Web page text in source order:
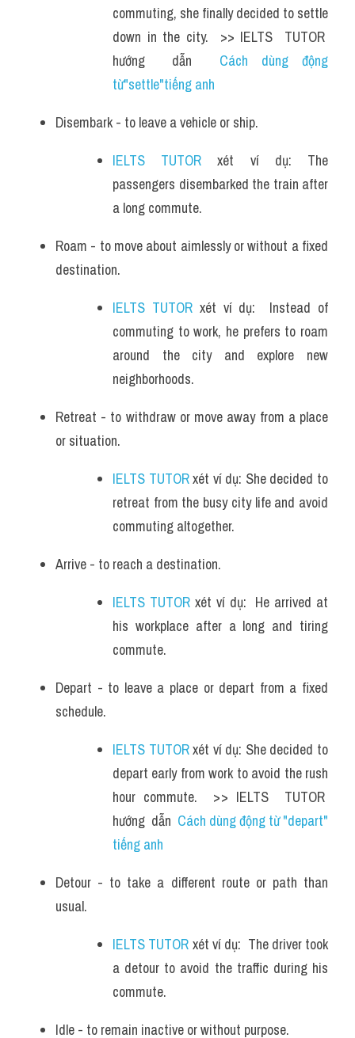
commuting, she finally decided to settle
down in the city.  >> IELTS  TUTOR
hướng  dẫn Cách dùng động
từ"settle"tiếng anh
Disembark - to leave a vehicle or ship.
IELTS TUTOR xét ví dụ: The
passengers disembarked the train after
a long commute.
Roam - to move about aimlessly or without a fixed
destination.
IELTS TUTOR xét ví dụ:  Instead of
commuting to work, he prefers to roam
around the city and explore new
neighborhoods.
Retreat - to withdraw or move away from a place
or situation.
IELTS TUTOR xét ví dụ: She decided to
retreat from the busy city life and avoid
commuting altogether.
Arrive - to reach a destination.
IELTS TUTOR xét ví dụ:  He arrived at
his workplace after a long and tiring
commute.
Depart - to leave a place or depart from a fixed
schedule.
IELTS TUTOR xét ví dụ: She decided to
depart early from work to avoid the rush
hour commute.  >> IELTS  TUTOR
hướng  dẫn Cách dùng động từ "depart"
tiếng anh
Detour - to take a different route or path than
usual.
IELTS TUTOR xét ví dụ:  The driver took
a detour to avoid the traffic during his
commute.
Idle - to remain inactive or without purpose.